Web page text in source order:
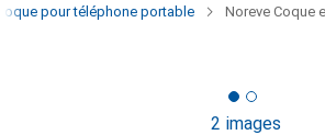
pour téléphone portable Noreve Coque
2 images